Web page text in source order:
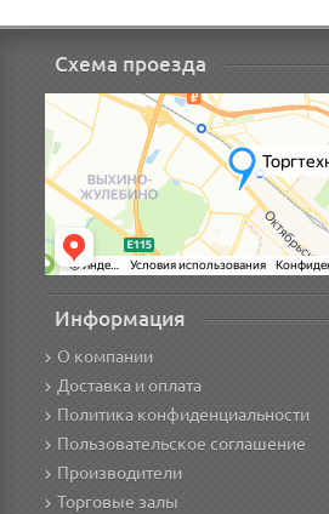
Схема проезда
Информация
О компании
Доставка и оплата
Политика конфиденциальности
Пользовательское соглашение
Производители
Торговые залы